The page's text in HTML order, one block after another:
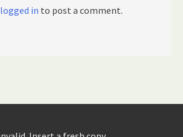
logged in to post a comment.